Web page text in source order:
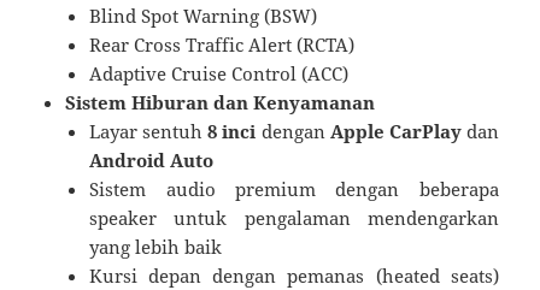
Blind Spot Warning (BSW)
Rear Cross Traffic Alert (RCTA)
Adaptive Cruise Control (ACC)
Sistem Hiburan dan Kenyamanan
Layar sentuh8 inci dengan Apple CarPlaydan
Android Auto
Sistem audio premium dengan beberapa
speaker untuk pengalaman mendengarkan
yang lebih baik
Kursi depan dengan pemanas (heated seats)